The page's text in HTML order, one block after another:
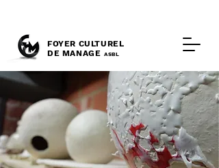
FOYER CULTUREL
DE MANAGE ASBL